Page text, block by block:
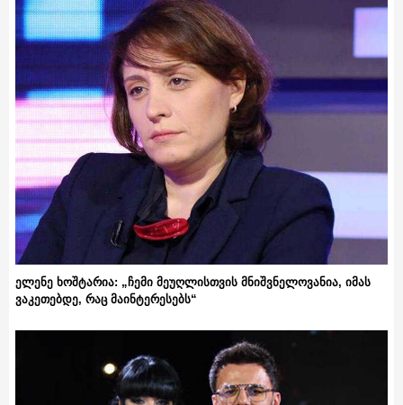
ელენე ხოშტარია: „ჩემი მეუღლისთვის მნიშვნელოვანია, იმას
ვაკეთებდე, რაც მაინტერესებს“